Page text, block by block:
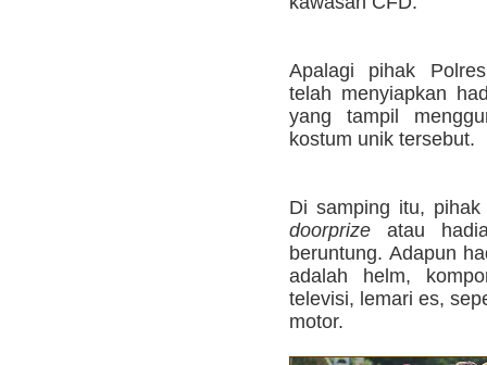
Apalagi pihak
telah menyiapkan
yang tampil
kostum unik tersebut.
Di samping itu,
doorprize atau
beruntung. Adapun
adalah helm,
televisi, lemari es,
motor.